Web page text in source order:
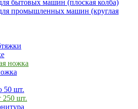
бытовых машин (плоская колба)
промышленных машин (круглая
ножка
50 шт.
250 шт.